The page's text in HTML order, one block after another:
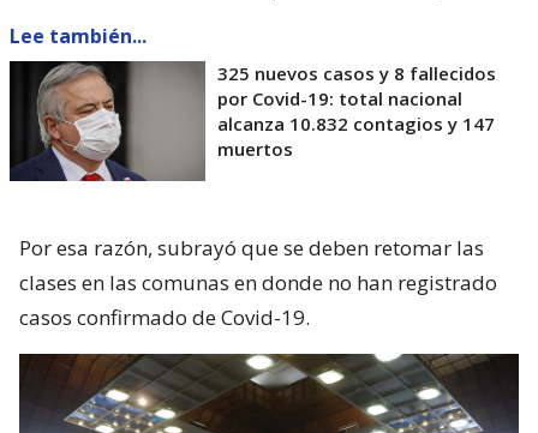
Lee también...
325 nuevos casos y 8 fallecidos
por Covid-19: total nacional
alcanza 10.832 contagios y 147
muertos
Por esa razón, subrayó que se deben retomar las
clases en las comunas en donde no han registrado
casos confirmado de Covid-19.